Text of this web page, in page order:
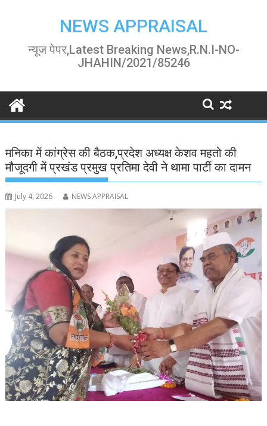
NEWS APPRAISAL
न्यूज पेपर,Latest Breaking News,R.N.I-NO-
JHAHIN/2021/85246
मनिका में कांग्रेस की बैठक,प्रदेश अध्यक्ष केशव महतो की
मौजूदगी में प्रखंड प्रमुख प्रतिमा देवी ने थामा पार्टी का दामन
July 4, 2026 NEWS APPRAISAL